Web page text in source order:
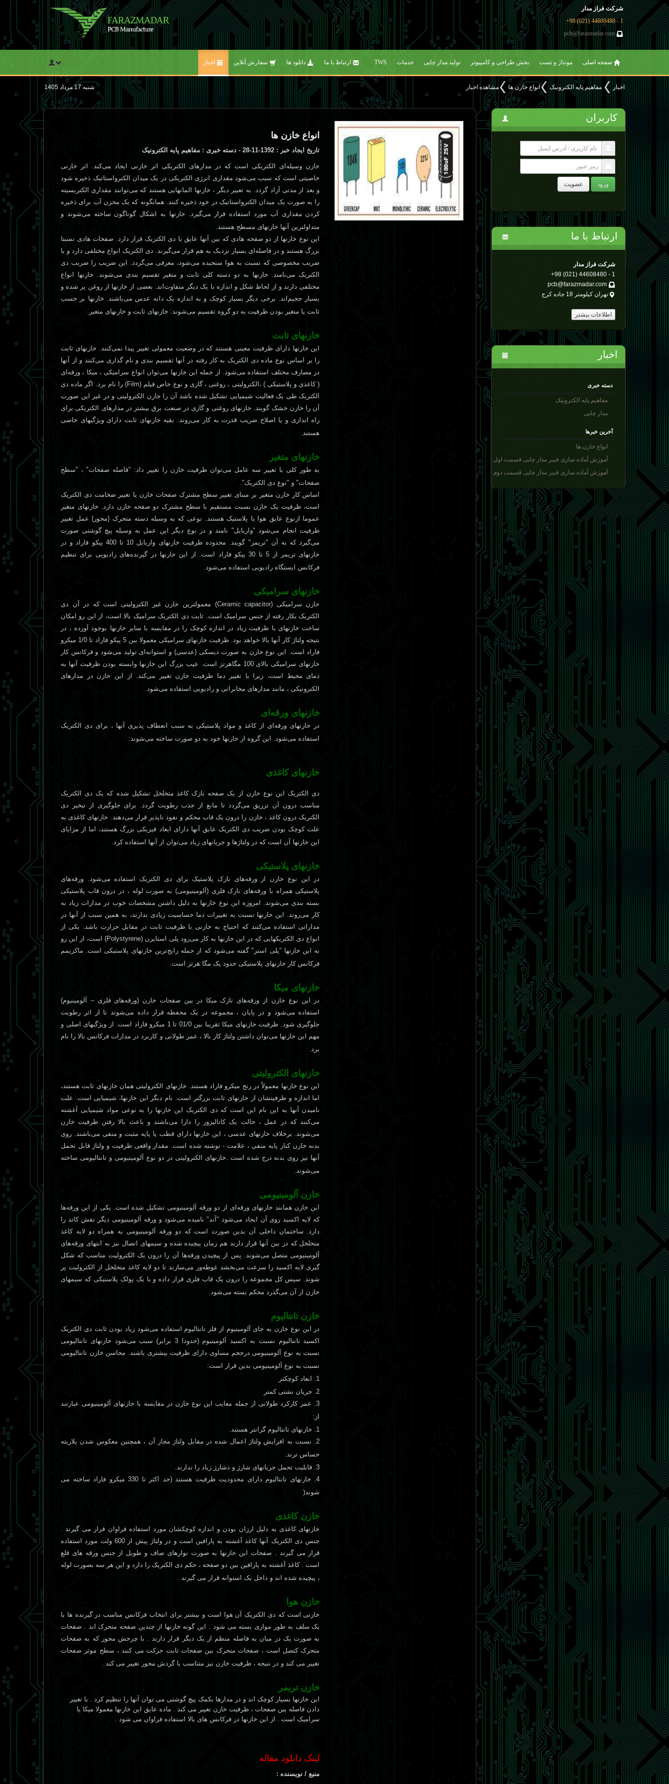
شرکت فراز مدار
1 - 44608480 (021) 98+
pcb@farazmadar.com
صفحه اصلی مونتاژ و تست بخش طراحی و کامپیوتر تولید مدار چاپی خدمات TWS ارتباط با ما دانلود ها سفارش آنلاین اخبار
اخبار مفاهیم پایه الکترونیک انواع خازن ها مشاهده اخبار شنبه 17 مرداد 1405
کاربران
ورود عضویت
ارتباط با ما
شرکت فراز مدار
1 - 44608480 (021) 98+
pcb@farazmadar.com
تهران کیلومتر 18 جاده کرج
اطلاعات بیشتر
اخبار
دسته خبری
مفاهیم پایه الکترونیک
مدار چاپی
آخرین خبرها
انواع خازن ها
آموزش آماده سازی فیبر مدار چاپی قسمت اول
آموزش آماده سازی فیبر مدار چاپی قسمت دوم
انواع خازن ها
تاریخ ایجاد خبر : 1392-11-28 - دسته خبری : مفاهیم پایه الکترونیک
خازن وسيله‌ای الکتريکی است که در مدارهای الکتريکی اثر خازنی ايجاد می‌کند. اثر خازنی
خاصيتی است که سبب می‌شود مقداری انرژی الکتريکی در يک ميدان الکترواستاتيک ذخيره شود
و بعد از مدتی آزاد گردد. به تعبير ديگر ، خازنها المانهايی هستند که می‌توانند مقداری الکتريسيته
را به صورت يک ميدان الکترواستاتيک در خود ذخيره کنند. همانگونه که يک مخزن آب برای ذخيره
کردن مقداری آب مورد استفاده قرار می‌گيرد. خازنها به اشکال گوناگون ساخته می‌شوند و
متداولترين آنها خازنهای مسطح هستند.
اين نوع خازنها از دو صفحه هادی که بين آنها عايق يا دی الکتريک قرار دارد. صفحات هادی نسبتا
بزرگ هستند و در فاصله‌ای بسيار نزديک به هم قرار می‌گيرند. دی الکتريک انواع مختلفی دارد و با
ضريب مخصوصی که نسبت به هوا سنجيده می‌شود، معرفی می‌گردد. اين ضريب را ضريب دی
الکتريک می‌نامند. خازنها به دو دسته کلی ثابت و متغير تقسيم بندی می‌شوند. خازنها انواع
مختلفی دارند و از لحاظ شکل و اندازه با يک ديگر متفاوت‌اند. بعضی از خازنها از روغن پر شده و
بسيار حجيم‌اند. برخی ديگر بسيار کوچک و به اندازه يک دانه عدس می‌باشند. خازنها بر حسب
ثابت يا متغير بودن ظرفيت به دو گروه تقسيم می‌شوند: خازنهای ثابت و خازنهای متغير.
خازنهای ثابت
اين خازنها دارای ظرفيت معينی هستند که در وضعيت معمولی تغيير پيدا نمی‌کنند. خازنهای ثابت
را بر اساس نوع ماده دی الکتريک به کار رفته در آنها تقسيم بندی و نام گذاری می‌کنند و از آنها
در مصارف مختلف استفاده می‌شود. از جمله اين خازنها می‌توان انواع سراميکی ، ميکا ، ورقه‌ای
( کاغذی و پلاستيکی ) ،الکتروليتی ، روغنی ، گازی و نوع خاص فيلم (Film) را نام برد. اگر ماده دی
الکتريک طی يک فعاليت شيميايی تشکيل شده باشد آن را خازن الکتروليتی و در غير اين صورت
آن را خازن خشک گويند. خازنهای روغنی و گازی در صنعت برق بيشتر در مدارهای الکتريکی برای
راه اندازی و يا اصلاح ضريب قدرت به کار می‌روند. بقيه خازنهای ثابت دارای ويژگيهای خاصی
هستند.
خازنهای متغير
به طور کلی با تغيير سه عامل می‌توان ظرفيت خازن را تغيير داد: "فاصله صفحات" ، "سطح
صفحات" و "نوع دی الکتريک".
اساس کار خازن متغير بر مبنای تغيير سطح مشترک صفحات خازن يا تغيير ضخامت دی الکتريک
است، ظرفيت يک خازن نسبت مستقيم با سطح مشترک دو صفحه خازن دارد. خازنهای متغير
عموما ازنوع عايق هوا يا پلاستيک هستند. نوعی که به وسيله دسته متحرک (محور) عمل تغيير
ظرفيت انجام می‌شود "واريابل" نامند و در نوع ديگر اين عمل به وسيله پيچ گوشتی صورت
می‌گيرد که به آن "تريمر" گويند. محدوده ظرفيت خازنهای واريابل 10 تا 400 پيکو فاراد و در
خازنهای تريمر از 5 تا 30 پيکو فاراد است. از اين خازنها در گيرنده‌های راديويی برای تنظيم
فرکانس ايستگاه راديويی استفاده می‌شود.
خازنهای سراميکی
خازن سراميکی (Ceramic capacitor) معمولترين خازن غير الکتروليتی است که در آن دی
الکتريک بکار رفته از جنس سراميک است. ثابت دی الکتريک سراميک بالا است، از اين رو امکان
ساخت خازنهای با ظرفيت زياد در اندازه کوچک را در مقايسه با ساير خازنها بوجود آورده ، در
نتيجه ولتاژ کار آنها بالا خواهد بود. ظرفيت خازنهای سراميکی معمولا بين 5 پيکو فاراد تا 1/0 ميکرو
فاراد است. اين نوع خازن به صورت ديسکی (عدسی) و استوانه‌ای توليد می‌شود و فرکانس کار
خازنهای سراميکی بالای 100 مگاهرتز است. عيب بزرگ اين خازنها وابسته بودن ظرفيت آنها به
دمای محيط است، زيرا با تغيير دما ظرفيت خازن تغيير می‌کند. از اين خازن در مدارهای
الکترونيکی ، مانند مدارهای مخابراتی و راديويی استفاده می‌شود.
خازنهای ورقه‌ای
در خازنهای ورقه‌ای از کاغذ و مواد پلاستيکی به سبب انعطاف پذيری آنها ، برای دی الکتريک
استفاده می‌شود. اين گروه از خازنها خود به دو صورت ساخته می‌شوند:
خازنهای کاغذی
دی الکتريک اين نوع خازن از يک صفحه نازک کاغذ متخلخل تشکيل شده که يک دی الکتريک
مناسب درون آن تزريق می‌گردد تا مانع از جذب رطوبت گردد. برای جلوگيری از تبخير دی
الکتريک درون کاغذ ، خازن را درون يک قاب محکم و نفوذ ناپذير قرار می‌دهند. خازنهای کاغذی به
علت کوچک بودن ضريب دی الکتريک عايق آنها دارای ابعاد فيزيکی بزرگ هستند، اما از مزايای
اين خازنها آن است که در ولتاژها و جريانهای زياد می‌توان از آنها استفاده کرد.
خازنهای پلاستيکی
در اين نوع خازن از ورقه‌های نازک پلاستيک برای دی الکتريک استفاده می‌شود. ورقه‌های
پلاستيکی همراه با ورقه‌های نازک فلزی (آلومينيومی) به صورت لوله ، در درون قاب پلاستيکی
بسته بندی می‌شوند. امروزه اين نوع خازنها به دليل داشتن مشخصات خوب در مدارات زياد به
کار می‌روند. اين خازنها نسبت به تغييرات دما حساسيت زيادی ندارند، به همين سبب از آنها در
مداراتی استفاده می‌کنند که احتياج به خازنی با ظرفيت ثابت در مقابل حرارت باشد. يکی از
انواع دی الکتريکهايی که در اين خازنها به کار می‌رود پلی استايرن (Polystyrene) است، از اين رو
به اين خازنها "پلی استر" گفته می‌شود که از جمله رايج‌ترين خازنهای پلاستيکی است. ماکزيمم
فرکانس کار خازنهای پلاستيکی حدود يک مگا هرتز است.
خازنهای ميکا
در اين نوع خازن از ورقه‌های نازک ميکا در بين صفحات خازن (ورقه‌های فلزی – آلومينيوم)
استفاده می‌شود و در پايان ، مجموعه در يک محفظه قرار داده می‌شوند تا از اثر رطوبت
جلوگيری شود. ظرفيت خازنهای ميکا تقريبا بين 01/0 تا 1 ميکرو فاراد است. از ويژگيهای اصلی و
مهم اين خازنها می‌توان داشتن ولتاژ کار بالا ، عمر طولانی و کاربرد در مدارات فرکانس بالا را نام
برد.
خازنهای الکتروليتی
اين نوع خازنها معمولاً در رنج ميکرو فاراد هستند. خازنهای الکتروليتی همان خازنهای ثابت هستند،
اما اندازه و ظرفيتشان از خازنهای ثابت بزرگتر است. نام ديگر اين خازنها، شيميايی است. علت
ناميدن آنها به اين نام اين است که دی ‌الکتريک اين خازنها را به نوعی مواد شيميايی آغشته
می‌کنند که در عمل ، حالت يک کاتاليزور را دارا می‌باشند و باعث بالا رفتن ظرفيت خازن
می‌شوند. برخلاف خازنهای عدسی ، اين خازنها دارای قطب يا پايه مثبت و منفی می‌باشند. روی
بدنه خازن کنار پايه منفی ، علامت - نوشته شده است. مقدار واقعی ظرفيت و ولتاژ قابل تحمل
آنها نيز روی بدنه درج شده است .خازنهای الکتروليتی در دو نوع آلومينيومی و تانتاليومی ساخته
می‌شوند.
خازن آلومينيومی
اين خازن همانند خازنهای ورقه‌ای از دو ورقه آلومينيومی تشکيل شده است. يکی از اين ورقه‌ها
که لايه اکسيد روی آن ايجاد می‌شود "آند" ناميده می‌شود و ورقه آلومينيومی ديگر نقش کاتد را
دارد. ساختمان داخلی آن بدين صورت است که دو ورقه آلومينيومی به همراه دو لايه کاغذ
متخلخل که در بين آنها قرار دارند هم زمان پيچيده شده و سيمهای اتصال نيز به انتهای ورقه‌های
آلومينيومی متصل می‌شوند. پس از پيچيدن ورقه‌ها آن را درون يک الکتروليت مناسب که شکل
گيری لايه اکسيد را سرعت می‌بخشد غوطه‌ور می‌سازند تا دو لايه کاغذ متخلخل از الکتروليت پر
شوند. سپس کل مجموعه را درون يک قاب فلزی قرار داده و با يک پولک پلاستيکی که سيمهای
خازن از آن می‌گذرد محکم بسته می‌شود.
خازن تانتاليوم
در اين نوع خازن به جای آلومينيوم از فلز تانتاليوم استفاده می‌شود زياد بودن ثابت دی الکتريک
اکسيد تانتاليوم نسبت به اکسيد آلومينيوم (حدودا 3 برابر) سبب می‌شود خازنهای تانتاليومی
نسبت به نوع آلومينيومی درحجم مساوی دارای ظرفيت بيشتری باشند. محاسن خازن تانتاليومی
نسبت به نوع آلومينيومی بدين قرار است:
1. ابعاد کوچکتر
2. جريان نشتی کمتر
3. عمر کارکرد طولانی از جمله معايب اين نوع خازن در مقايسه با خازنهای آلومينيومی عبارتند
از:
1. خازنهای تانتاليوم گرانتر هستند.
2. نسبت به افزايش ولتاژ اعمال شده در مقابل ولتاژ مجاز آن ، همچنين معکوس شدن پلاريته
حساس ترند.
3. قابليت تحمل جريانهای شارژ و دشارژ زياد را ندارند.
4. خازنهای تانتاليوم دارای محدوديت ظرفيت هستند (حد اکثر تا 330 ميکرو فاراد ساخته می
شوند(
خازن کاغذی
خازنهای کاغذی به دلیل ارزان بودن و اندازه کوچکشان مورد استفاده فراوان قرار می گیرند .
جنس دی الکتریک آنها کاغذ آغشته به پارافین است و در ولتاژ پیش از 600 ولت مورد استفاده
قرار می گیرند . صفحات این خازنها به صورت نوارهای صاف و طویل از جنس ورقه های قلع
است . کاغذ آغشته به پارافین بین دو صفحه ، حکم دی الکتریک را دارد و این هر سه بصورت لوله
، پیچیده شده اند و داخل یک استوانه قرار می گیرند .
خازن هوا
خازنی است که دی الکتریک آن هوا است و بیشتر برای انتخاب فرکانس مناسب در گیرنده ها با
یک سلف به طور موازی بسته می شود . این گونه خازنها از چندین صفحه متحرک اند . صفحات
به صورت یک در میان به فاصله منظم از یک دیگر قرار دارند . با چرخش محور که به صفحات
متحرک کتصل است ، صفحات متحرک بین صفحات ثابت حرکت می کنند ، سطح موثر صفحات
تغییر می کند و در نتیجه ، ظرفیت خازن نیز متناسب با گردش محور تغییر می کند .
خازن تریمر
این خازنها بسیار کوچک اند و در مدارها بکمک پیچ گوشتی می توان آنها را تنظیم کرد . با تغییر
دادن فاصله بین صفحات ، ظرفیت خازن تغییر می کند . ماده عایق این خازنها معمولا میکا یا
سرامیک است . از این خازنها در فرکانس های بالا استفاده فراوان می شود .
لینک دانلود مقاله
منبع / نویسنده :